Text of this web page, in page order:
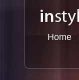
Home